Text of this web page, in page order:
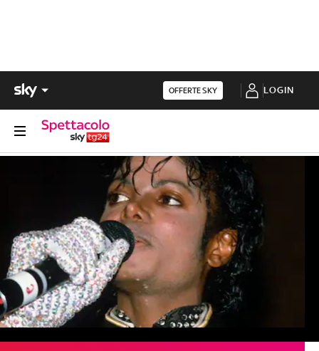
OFFERTE SKY LOGIN